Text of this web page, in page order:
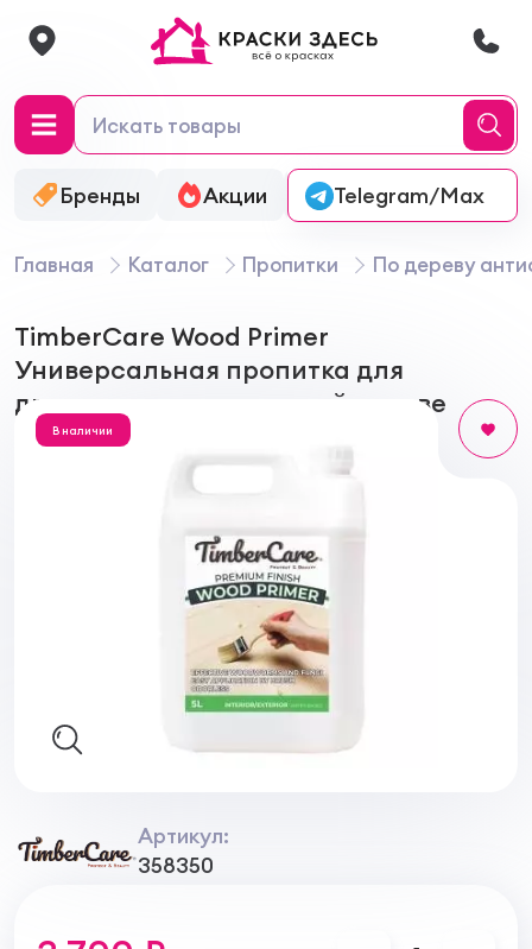
Бренды Акции Онлайн-колеровка
Telegram/Max
Главная Каталог Пропитки По дереву
TimberCare Wood Primer
Универсальная пропитка для
древесины на акриловой основе
В наличии
Артикул:
358350